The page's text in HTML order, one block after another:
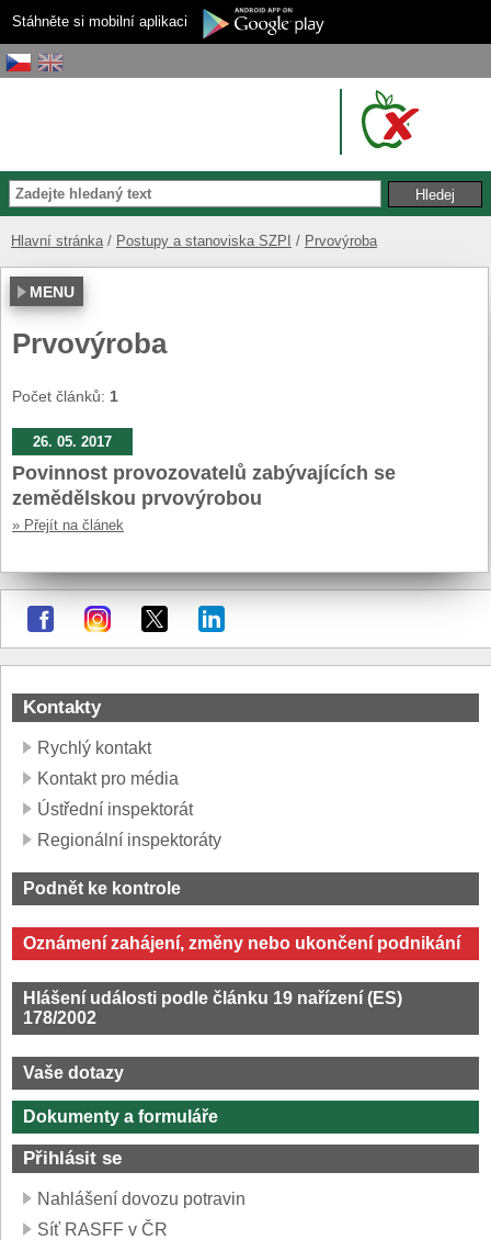
Stáhněte si mobilní aplikaci
Hlavní stránka Postupy a stanoviska SZPI Prvovýroba
MENU
Prvovýroba
Počet článků: 1
26. 05. 2017
Povinnost provozovatelů zabývajících se
zemědělskou prvovýrobou
» Přejít na článek
Kontakty
Rychlý kontakt
Kontakt pro média
Ústřední inspektorát
Regionální inspektoráty
Podnět ke kontrole
Oznámení zahájení, změny nebo ukončení podnikání
Hlášení události podle článku 19 nařízení (ES)
178/2002
Vaše dotazy
Dokumenty a formuláře
Přihlásit se
Nahlášení dovozu potravin
Síť RASFF v ČR